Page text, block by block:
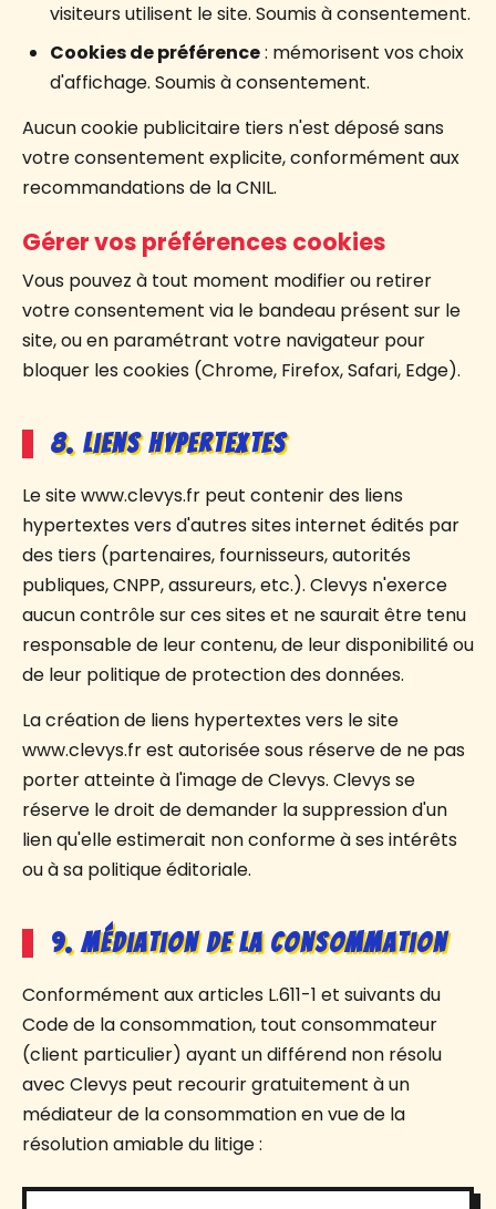
visiteurs utilisent le site. Soumis à consentement.
Cookies de préférence: mémorisent vos choix
d'affichage. Soumis à consentement.
Aucun cookie publicitaire tiers n'est déposé sans
votre consentement explicite, conformément aux
recommandations de la CNIL.
Gérer vos préférences cookies
Vous pouvez à tout moment modifier ou retirer
votre consentement via le bandeau présent sur le
site, ou en paramétrant votre navigateur pour
bloquer les cookies (Chrome, Firefox, Safari, Edge).
8. Liens hypertextes
Le site www.clevys.fr peut contenir des liens
hypertextes vers d'autres sites internet édités par
des tiers (partenaires, fournisseurs, autorités
publiques, CNPP, assureurs, etc.). Clevys n'exerce
aucun contrôle sur ces sites et ne saurait être tenu
responsable de leur contenu, de leur disponibilité ou
de leur politique de protection des données.
La création de liens hypertextes vers le site
www.clevys.fr est autorisée sous réserve de ne pas
porter atteinte à l'image de Clevys. Clevys se
réserve le droit de demander la suppression d'un
lien qu'elle estimerait non conforme à ses intérêts
ou à sa politique éditoriale.
9. Médiation de la consommation
Conformément aux articles L.611-1 et suivants du
Code de la consommation, tout consommateur
(client particulier) ayant un différend non résolu
avec Clevys peut recourir gratuitement à un
médiateur de la consommation en vue de la
résolution amiable du litige :